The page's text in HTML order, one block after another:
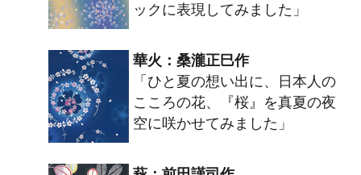
ックに表現してみました」
華火：桑瀧正巳作
「ひと夏の想い出に、日本人の
こころの花、『桜』を真夏の夜
空に咲かせてみました」